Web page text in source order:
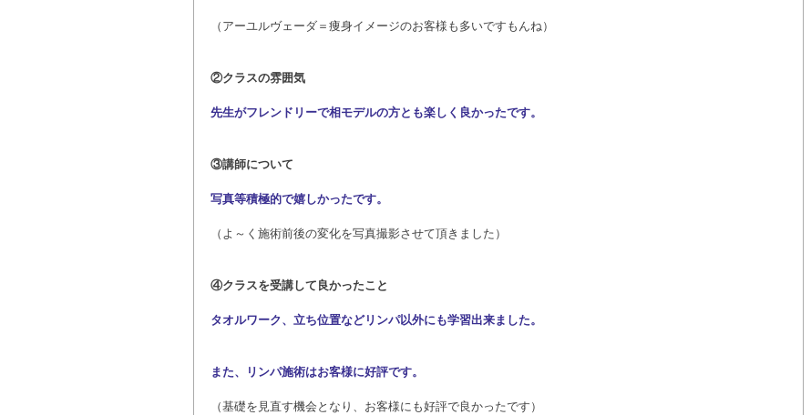
（アーユルヴェーダ＝痩身イメージのお客様も多いですもんね）
②クラスの雰囲気
先生がフレンドリーで相モデルの方とも楽しく良かったです。
③講師について
写真等積極的で嬉しかったです。
（よ～く施術前後の変化を写真撮影させて頂きました）
④クラスを受講して良かったこと
タオルワーク、立ち位置などリンパ以外にも学習出来ました。
また、リンパ施術はお客様に好評です。
（基礎を見直す機会となり、お客様にも好評で良かったです）